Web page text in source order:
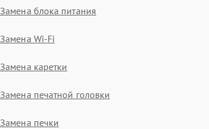
Замена блока питания
Замена Wi-Fi
Замена каретки
Замена печатной головки
Замена печки